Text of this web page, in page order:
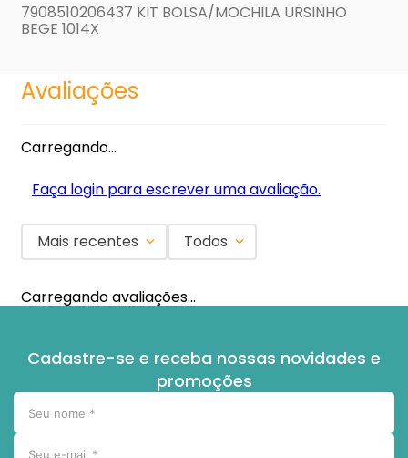
7908510206437 KIT BOLSA/MOCHILA URSINHO
BEGE 1014X
Avaliações
Carregando…
Faça login para escrever uma avaliação.
Mais recentes Todos
Carregando avaliações…
Cadastre-se e receba nossas novidades e
promoções